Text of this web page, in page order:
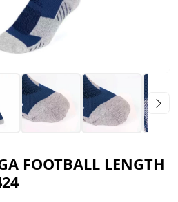
FOOTBALL LENGTH